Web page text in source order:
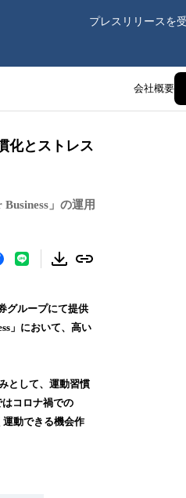
プレスリリースを
会社概要
化とストレス
」の運用
グループにて提供
」において、高い
として、運動習慣
コロナ禍での
動できる機会作